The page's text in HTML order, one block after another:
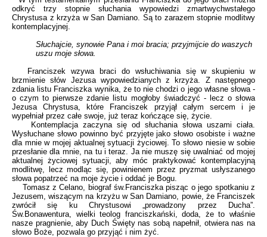
odkryć trzy stopnie słuchania wypowiedzi zmartwychwstałego
Chrystusa z krzyża w San Damiano. Są to zarazem stopnie modlitwy
kontemplacyjnej.
Słuchajcie, synowie Pana i moi bracia; przyjmijcie do waszych
uszu moje słowa.
Franciszek wzywa braci do wsłuchiwania się w skupieniu w
brzmienie słów Jezusa wypowiedzianych z krzyża. Z następnego
zdania listu Franciszka wynika, że to nie chodzi o jego własne słowa -
o czym to pierwsze zdanie listu mogłoby świadczyć - lecz o słowa
Jezusa Chrystusa, które Franciszek przyjął całym sercem i je
wypełniał przez całe swoje, już teraz kończące się, życie.
Kontemplacja zaczyna się od słuchania słowa uszami ciała.
Wysłuchane słowo powinno być przyjęte jako słowo osobiste i ważne
dla mnie w mojej aktualnej sytuacji życiowej. To słowo niesie w sobie
przesłanie dla mnie, na tu i teraz. Ja nie muszę się uwalniać od mojej
aktualnej życiowej sytuacji, aby móc praktykować kontemplacyjną
modlitwę, lecz modląc się, powinienem przez pryzmat usłyszanego
słowa popatrzeć na moje życie i oddać je Bogu.
Tomasz z Celano, biograf św.Franciszka pisząc o jego spotkaniu z
Jezusem, wiszącym na krzyżu w San Damiano, powie, że Franciszek
zwrócił się ku Chrystusowi „prowadzony przez Ducha”.
Św.Bonawentura, wielki teolog franciszkański, doda, że to właśnie
nasze pragnienie, aby Duch Święty nas sobą napełnił, otwiera nas na
słowo Boże, pozwala go przyjąć i nim żyć.